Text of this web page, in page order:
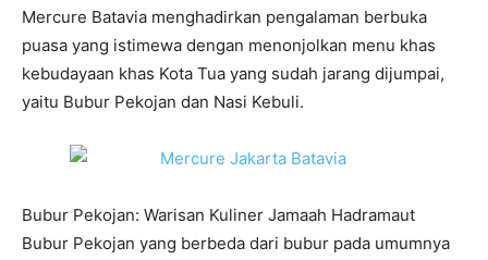
Mercure Batavia menghadirkan pengalaman berbuka
puasa yang istimewa dengan menonjolkan menu khas
kebudayaan khas Kota Tua yang sudah jarang dijumpai,
yaitu Bubur Pekojan dan Nasi Kebuli.
Bubur Pekojan: Warisan Kuliner Jamaah Hadramaut
Bubur Pekojan yang berbeda dari bubur pada umumnya